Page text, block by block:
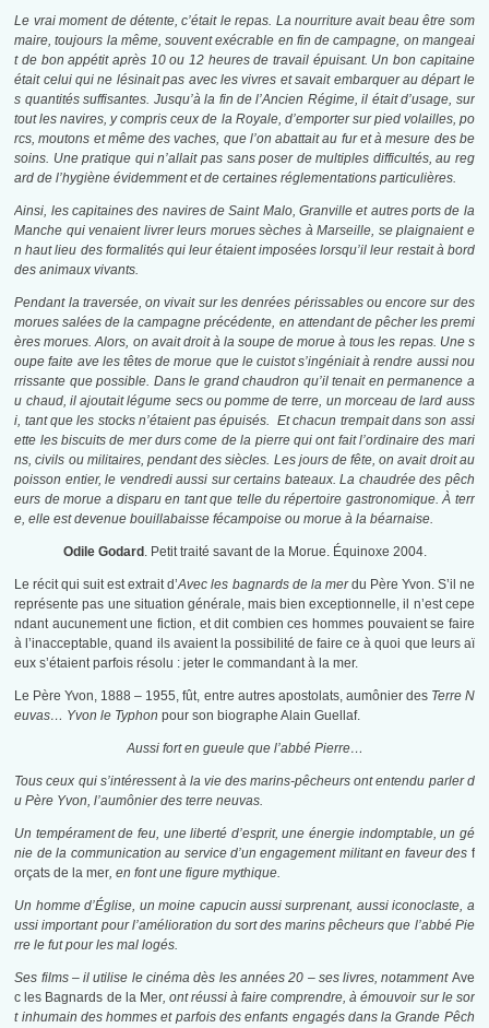
Le vrai moment de détente, c’était le repas. La nourriture avait beau être som
maire, toujours la même, souvent exécrable en fin de campagne, on mangeai
t de bon appétit après 10 ou 12 heures de travail épuisant. Un bon capitaine
était celui qui ne lésinait pas avec les vivres et savait embarquer au départ le
s quantités suffisantes. Jusqu’à la fin de l’Ancien Régime, il était d’usage, sur
tout les navires, y compris ceux de la Royale, d’emporter sur pied volailles, po
rcs, moutons et même des vaches, que l’on abattait au fur et à mesure des be
soins. Une pratique qui n’allait pas sans poser de multiples difficultés, au reg
ard de l’hygiène évidemment et de certaines réglementations particulières.
Ainsi, les capitaines des navires de Saint Malo, Granville et autres ports de la
Manche qui venaient livrer leurs morues sèches à Marseille, se plaignaient e
n haut lieu des formalités qui leur étaient imposées lorsqu’il leur restait à bord
des animaux vivants.
Pendant la traversée, on vivait sur les denrées périssables ou encore sur des
morues salées de la campagne précédente, en attendant de pêcher les premi
ères morues. Alors, on avait droit à la soupe de morue à tous les repas. Une s
oupe faite ave les têtes de morue que le cuistot s’ingéniait à rendre aussi nou
rrissante que possible. Dans le grand chaudron qu’il tenait en permanence a
u chaud, il ajoutait légume secs ou pomme de terre, un morceau de lard auss
i, tant que les stocks n’étaient pas épuisés. Et chacun trempait dans son assi
ette les biscuits de mer durs come de la pierre qui ont fait l’ordinaire des mari
ns, civils ou militaires, pendant des siècles. Les jours de fête, on avait droit au
poisson entier, le vendredi aussi sur certains bateaux. La chaudrée des pêch
eurs de morue a disparu en tant que telle du répertoire gastronomique. À terr
e, elle est devenue bouillabaisse fécampoise ou morue à la béarnaise.
Odile Godard . Petit traité savant de la Morue. Équinoxe 2004.
Le récit qui suit est extrait d’Avec les bagnards de la merdu Père Yvon. S’il ne
représente pas une situation générale, mais bien exceptionnelle, il n’est cepe
ndant aucunement une fiction, et dit combien ces hommes pouvaient se faire
à l’inacceptable, quand ils avaient la possibilité de faire ce à quoi que leurs aï
eux s’étaient parfois résolu : jeter le commandant à la mer.
Le Père Yvon, 1888 – 1955, fût, entre autres apostolats, aumônier des Terre N
euvas… Yvon le Typhon pour son biographe Alain Guellaf.
Aussi fort en gueule que l’abbé Pierre…
Tous ceux qui s’intéressent à la vie des marins-pêcheurs ont entendu parler d
u Père Yvon, l’aumônier des terre neuvas.
Un tempérament de feu, une liberté d’esprit, une énergie indomptable, un gé
nie de la communication au service d’un engagement militant en faveur des f
orçats de la mer, en font une figure mythique.
Un homme d’Église, un moine capucin aussi surprenant, aussi iconoclaste, a
ussi important pour l’amélioration du sort des marins pêcheurs que l’abbé Pie
rre le fut pour les mal logés.
Ses films – il utilise le cinéma dès les années 20 – ses livres, notamment Ave
c les Bagnards de la Mer, ont réussi à faire comprendre, à émouvoir sur le sor
t inhumain des hommes et parfois des enfants engagés dans la Grande Pêch